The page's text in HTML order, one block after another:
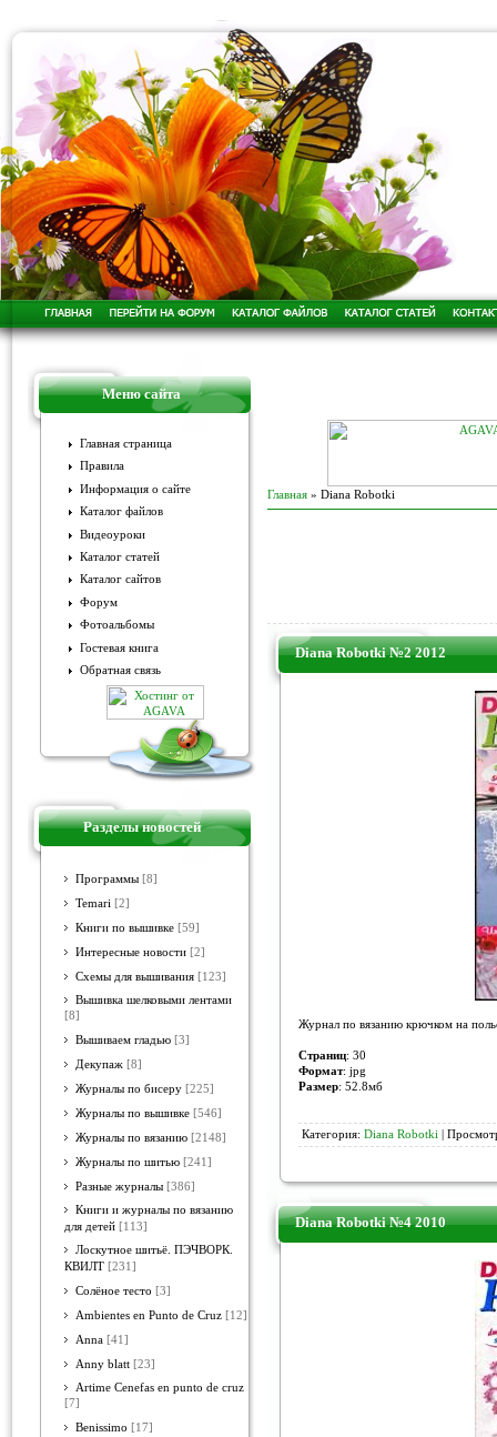
Меню сайта
Главная страница
Правила
Информация о сайте
Каталог файлов
Видеоуроки
Каталог статей
Каталог сайтов
Форум
Фотоальбомы
Гостевая книга
Обратная связь
Разделы новостей
Программы [8]
Temari [2]
Книги по вышивке [59]
Интересные новости [2]
Схемы для вышивания [123]
Вышивка шелковыми лентами
[8]
Вышиваем гладью [3]
Декупаж [8]
Журналы по бисеру [225]
Журналы по вышивке [546]
Журналы по вязанию [2148]
Журналы по шитью [241]
Разные журналы [386]
Книги и журналы по вязанию
для детей [113]
Лоскутное шитьё. ПЭЧВОРК.
КВИЛТ [231]
Солёное тесто [3]
Ambientes en Punto de Cruz [12]
Anna [41]
Anny blatt [23]
Artime Cenefas en punto de cruz
[7]
Benissimo [17]
Главная » Diana Robotki
Diana Robotki №2 2012
Журнал по вязанию крючком на
Страниц: 30
Формат: jpg
Размер: 52.8мб
Категория: Diana Robotki |
Diana Robotki №4 2010